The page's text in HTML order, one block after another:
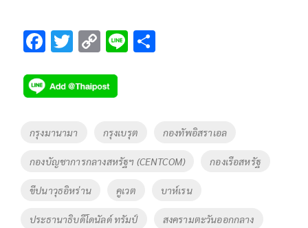
F
e
b
o
o
k
T
tt
er
C
p
y
Li
k
Li
Tags
กรุงมานามา กรุงเบรุต กองทัพอิสราเอล
กองบัญชาการกลางสหรัฐฯ (CENTCOM) กองเรือสหรัฐ
ขีปนาวุธอิหร่าน คูเวต บาห์เรน
ประธานาธิบดีโดนัลด์ ทรัมป์ สงครามตะวันออกกลาง